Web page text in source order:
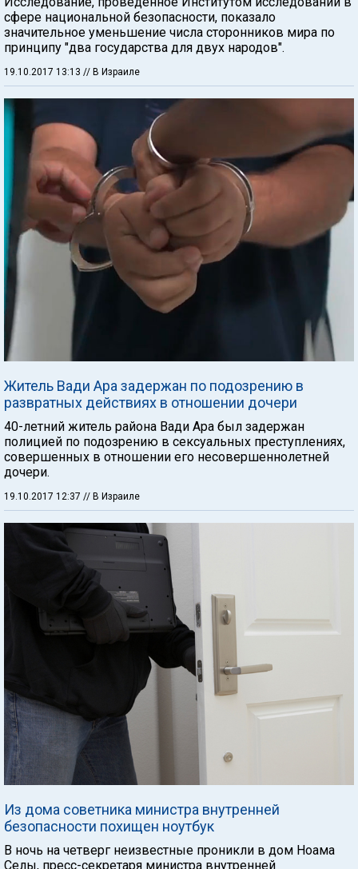
сфере национальной безопасности, показало
значительное уменьшение числа сторонников мира по
принципу "два государства для двух народов".
19.10.2017 13:13 // В Израиле
Житель Вади Ара задержан по подозрению в
развратных действиях в отношении дочери
40-летний житель района Вади Ара был задержан
полицией по подозрению в сексуальных преступлениях,
совершенных в отношении его несовершеннолетней
дочери.
19.10.2017 12:37 // В Израиле
Из дома советника министра внутренней
безопасности похищен ноутбук
В ночь на четверг неизвестные проникли в дом Ноама
Селы, пресс-секретаря министра внутренней